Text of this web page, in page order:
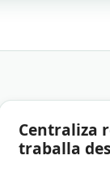
Centraliza
traballa